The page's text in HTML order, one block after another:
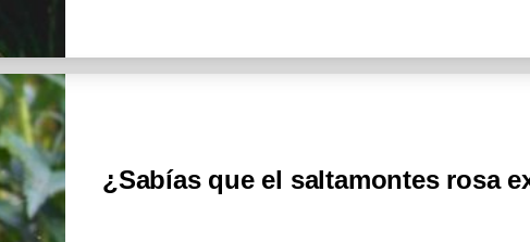
¿Sabías que el saltamontes rosa